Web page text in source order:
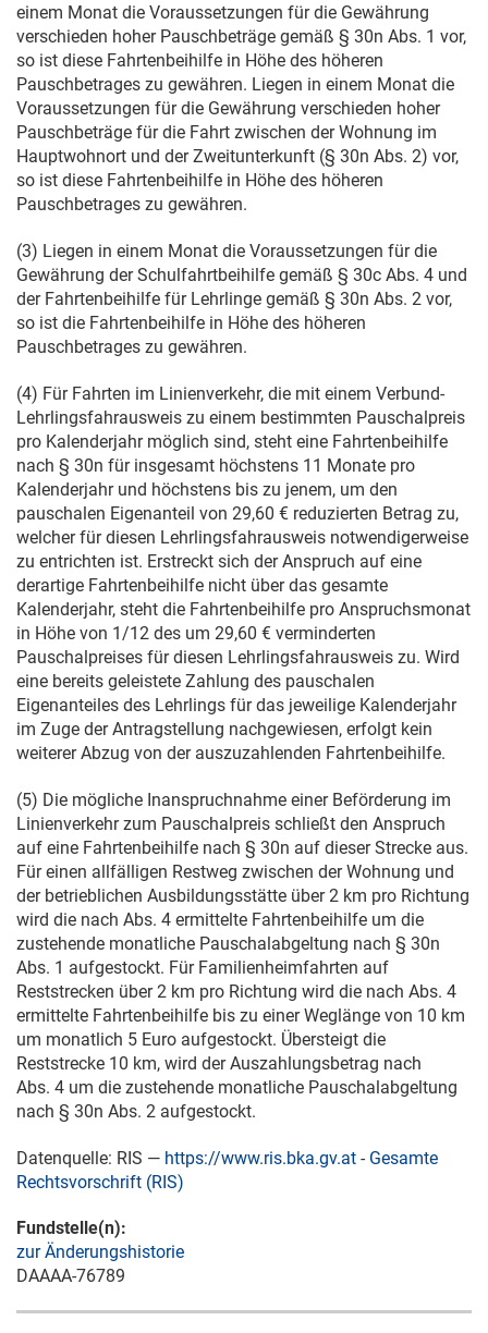
einem Monat die Voraussetzungen für die Gewährung
verschieden hoher Pauschbeträge gemäß § 30n Abs. 1 vor,
so ist diese Fahrtenbeihilfe in Höhe des höheren
Pauschbetrages zu gewähren. Liegen in einem Monat die
Voraussetzungen für die Gewährung verschieden hoher
Pauschbeträge für die Fahrt zwischen der Wohnung im
Hauptwohnort und der Zweitunterkunft (§ 30n Abs. 2) vor,
so ist diese Fahrtenbeihilfe in Höhe des höheren
Pauschbetrages zu gewähren.
(3) Liegen in einem Monat die Voraussetzungen für die
Gewährung der Schulfahrtbeihilfe gemäß § 30c Abs. 4 und
der Fahrtenbeihilfe für Lehrlinge gemäß § 30n Abs. 2 vor,
so ist die Fahrtenbeihilfe in Höhe des höheren
Pauschbetrages zu gewähren.
(4) Für Fahrten im Linienverkehr, die mit einem Verbund-
Lehrlingsfahrausweis zu einem bestimmten Pauschalpreis
pro Kalenderjahr möglich sind, steht eine Fahrtenbeihilfe
nach § 30n für insgesamt höchstens 11 Monate pro
Kalenderjahr und höchstens bis zu jenem, um den
pauschalen Eigenanteil von 29,60 € reduzierten Betrag zu,
welcher für diesen Lehrlingsfahrausweis notwendigerweise
zu entrichten ist. Erstreckt sich der Anspruch auf eine
derartige Fahrtenbeihilfe nicht über das gesamte
Kalenderjahr, steht die Fahrtenbeihilfe pro Anspruchsmonat
in Höhe von 1/12 des um 29,60 € verminderten
Pauschalpreises für diesen Lehrlingsfahrausweis zu. Wird
eine bereits geleistete Zahlung des pauschalen
Eigenanteiles des Lehrlings für das jeweilige Kalenderjahr
im Zuge der Antragstellung nachgewiesen, erfolgt kein
weiterer Abzug von der auszuzahlenden Fahrtenbeihilfe.
(5) Die mögliche Inanspruchnahme einer Beförderung im
Linienverkehr zum Pauschalpreis schließt den Anspruch
auf eine Fahrtenbeihilfe nach § 30n auf dieser Strecke aus.
Für einen allfälligen Restweg zwischen der Wohnung und
der betrieblichen Ausbildungsstätte über 2 km pro Richtung
wird die nach Abs. 4 ermittelte Fahrtenbeihilfe um die
zustehende monatliche Pauschalabgeltung nach § 30n
Abs. 1 aufgestockt. Für Familienheimfahrten auf
Reststrecken über 2 km pro Richtung wird die nach Abs. 4
ermittelte Fahrtenbeihilfe bis zu einer Weglänge von 10 km
um monatlich 5 Euro aufgestockt. Übersteigt die
Reststrecke 10 km, wird der Auszahlungsbetrag nach
Abs. 4 um die zustehende monatliche Pauschalabgeltung
nach § 30n Abs. 2 aufgestockt.
Datenquelle: RIS — https://www.ris.bka.gv.at - Gesamte
Rechtsvorschrift (RIS)
Fundstelle(n):
zur Änderungshistorie
DAAAA-76789